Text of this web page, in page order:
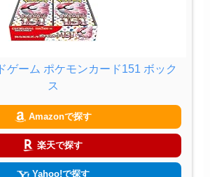
ゲーム ポケモンカード151 ボック
ス
Amazonで探す
楽天で探す
Yahoo!で探す